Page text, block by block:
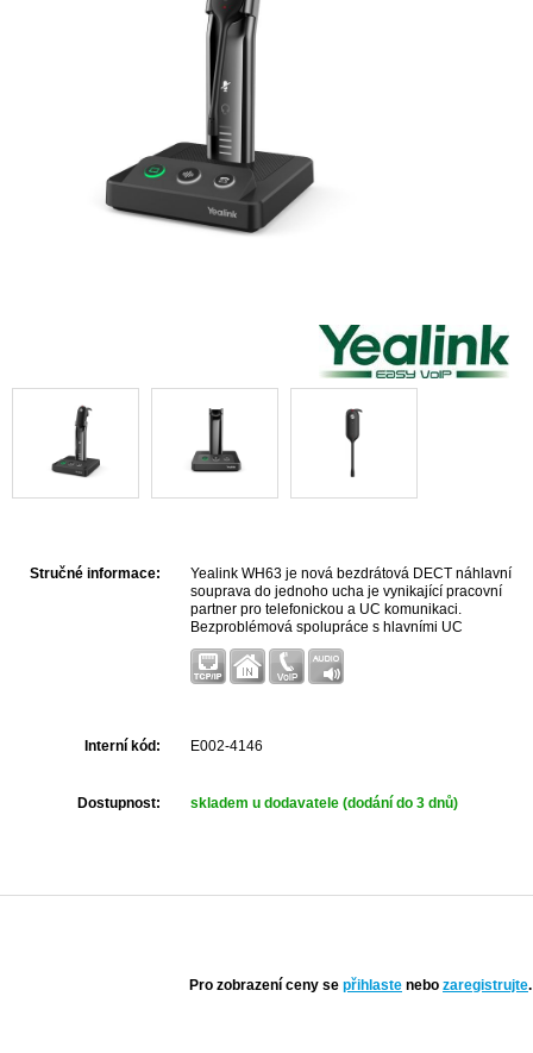
Stručné informace:
Yealink WH63 je nová bezdrátová DECT náhlavní
souprava do jednoho ucha je vynikající pracovní
partner pro telefonickou a UC komunikaci.
Bezproblémová spolupráce s hlavními UC
platformami a nativní integrace s Yealink IP telefony.
Pro zážitek z křišťálo...
Interní kód: E002-4146
Dostupnost: skladem u dodavatele (dodání do 3 dnů)
Pro zobrazení ceny se přihlaste nebo zaregistrujte.